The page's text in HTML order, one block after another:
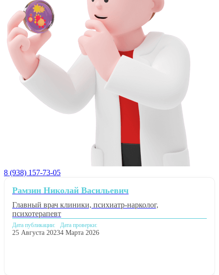
8 (938) 157-73-05
Рамзин Николай Васильевич
Главный врач клиники, психиатр-нарколог,
психотерапевт
Дата публикации:
25 Августа 2023
Дата проверки:
4 Марта 2026